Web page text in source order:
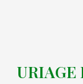
URIAGE